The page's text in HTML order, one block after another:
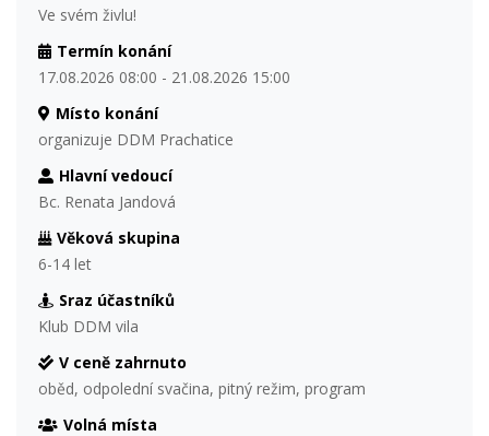
Ve svém živlu!
Termín konání
17.08.2026 08:00 - 21.08.2026 15:00
Místo konání
organizuje DDM Prachatice
Hlavní vedoucí
Bc. Renata Jandová
Věková skupina
6-14 let
Sraz účastníků
Klub DDM vila
V ceně zahrnuto
oběd, odpolední svačina, pitný režim, program
Volná místa